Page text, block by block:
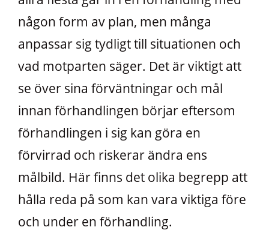
någon form av plan, men många
anpassar sig tydligt till situationen och
vad motparten säger. Det är viktigt att
se över sina förväntningar och mål
innan förhandlingen börjar eftersom
förhandlingen i sig kan göra en
förvirrad och riskerar ändra ens
målbild. Här finns det olika begrepp att
hålla reda på som kan vara viktiga före
och under en förhandling.